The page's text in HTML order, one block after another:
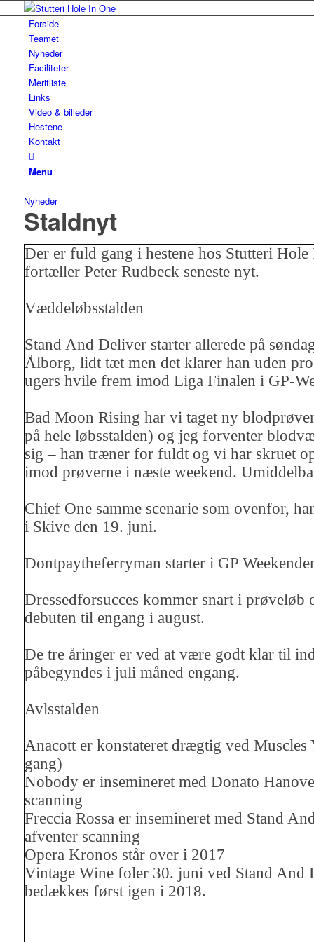
Forside
Teamet
Nyheder
Faciliteter
Meritliste
Links
Video & billeder
Hestene
Kontakt
Menu
Nyheder
Staldnyt
Der er fuld gang i hestene hos Stutteri
fortæller Peter Rudbeck seneste nyt.
Væddeløbsstalden
Stand And Deliver starter allerede på
Ålborg, lidt tæt men det klarer han uden
ugers hvile frem imod Liga Finalen i GP-
Bad Moon Rising har vi taget ny
på hele løbsstalden) og jeg forventer
sig – han træner for fuldt og vi har skruet
imod prøverne i næste weekend.
Chief One samme scenarie som ovenfor,
i Skive den 19. juni.
Dontpaytheferryman starter i GP
Dressedforsucces kommer snart i prøveløb
debuten til engang i august.
De tre åringer er ved at være godt klar til
påbegyndes i juli måned engang.
Avlsstalden
Anacott er konstateret drægtig ved Muscles
gang)
Nobody er insemineret med Donato
scanning
Freccia Rossa er insemineret med Stand
afventer scanning
Opera Kronos står over i 2017
Vintage Wine foler 30. juni ved Stand And
bedækkes først igen i 2018.